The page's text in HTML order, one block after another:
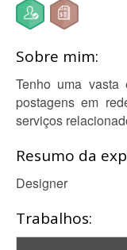
Sobre mim:
Tenho uma vasta
postagens em
serviços
Resumo da
Designer
Trabalhos: